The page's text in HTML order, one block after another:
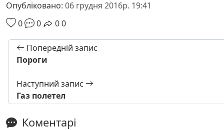
Опубліковано: 06 грудня 2016р. 19:41
0
0 00
Попередній запис
Пороги
Наступний запис
Газ полетел
Коментарі